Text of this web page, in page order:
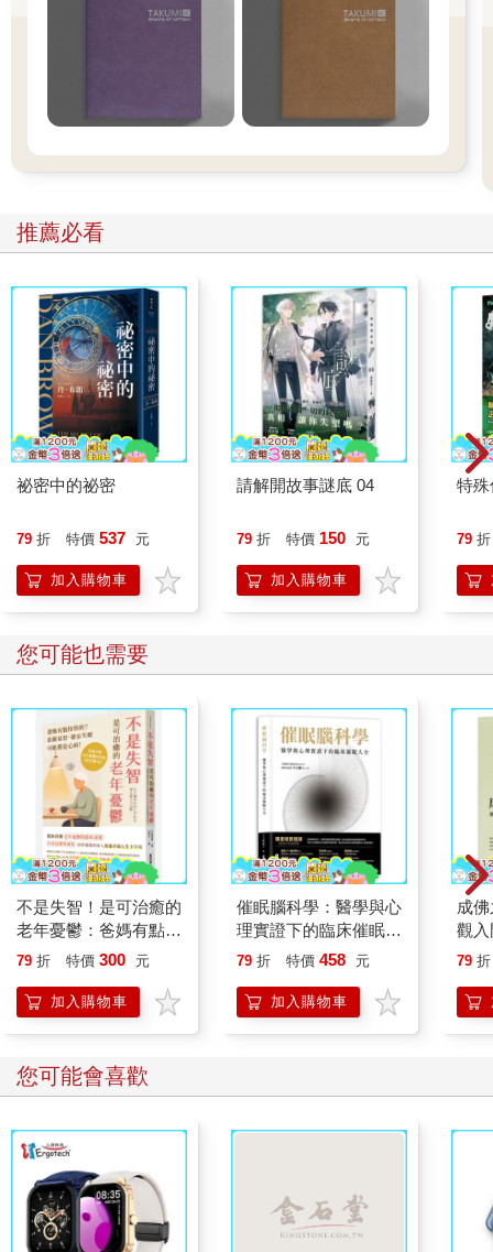
推薦必看
祕密中的祕密
79 折 特價 537 元
加入購物車
請解開故事謎底 04
79 折 特價 150 元
加入購物車
特
79 折
您可能也需要
不是失智！是可治癒的
老年憂鬱：爸媽有點怪
怪的？悲觀易怒、健忘
護必讀老年憂鬱症指南
79 折 特價 300 元
加入購物車
催眠腦科學：醫學與心
理實證下的臨床催眠大
全
79 折 特價 458 元
加入購物車
成
觀入
79 折
您可能會喜歡